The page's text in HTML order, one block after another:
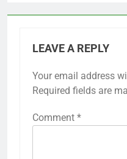
LEAVE A REPLY
Your email address
Required fields are
Comment *